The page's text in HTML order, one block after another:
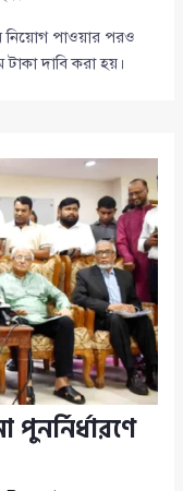
নিয়োগ পাওয়ার পরও
দাবি করা হয়।